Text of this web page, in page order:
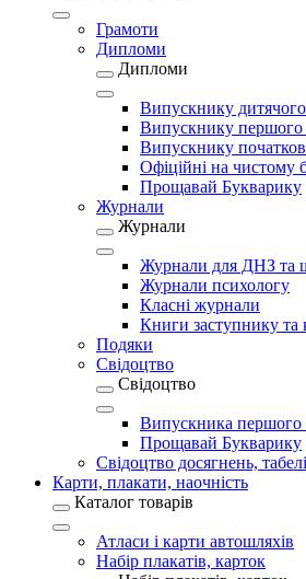
Грамоти
Дипломи
Дипломи
Випускнику дитячого
Випускнику першого
Випускнику
Офіційні на чистому
Прощавай Букварику
Журнали
Журнали
Журнали для ДНЗ та
Журнали психологу
Класні журнали
Книги заступнику та
Подяки
Свідоцтво
Свідоцтво
Випускника першого
Прощавай Букварику
Свідоцтво досягнень, табелі
Карти, плакати, наочність
Каталог товарів
Атласи і карти автошляхів
Набір плакатів, карток